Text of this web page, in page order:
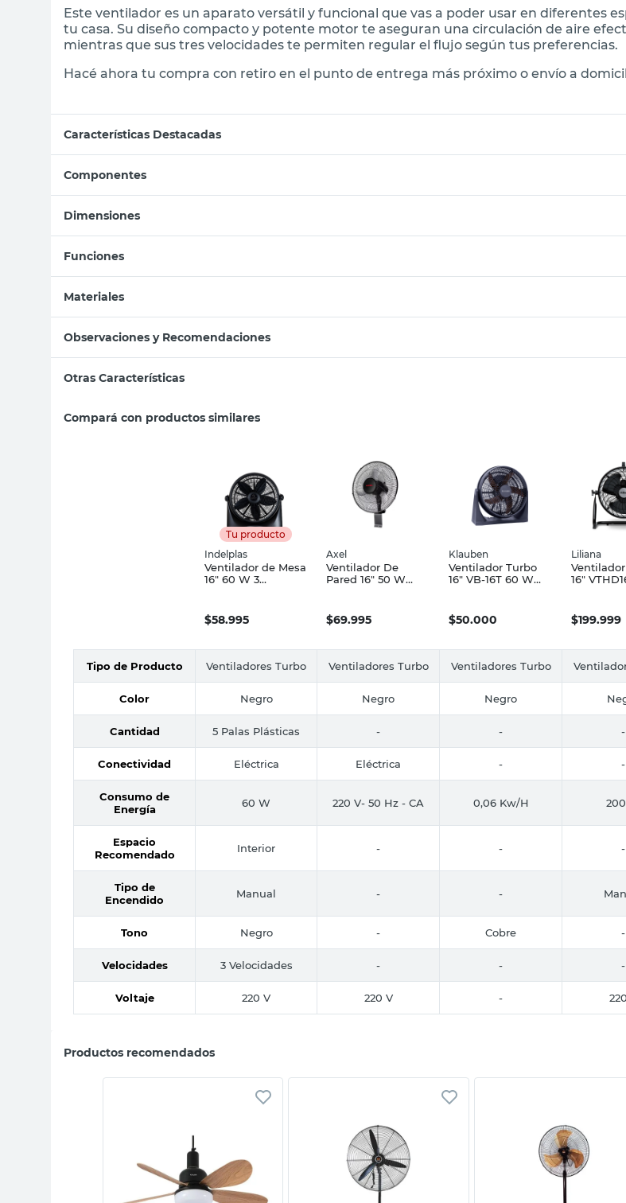
Este ventilador es un aparato versátil y funcional que vas a poder usar en diferentes
tu casa. Su diseño compacto y potente motor te aseguran una circulación de aire
mientras que sus tres velocidades te permiten regular el flujo según tus preferencias.
Hacé ahora tu compra con retiro en el punto de entrega más próximo o envío a
Características Destacadas
Componentes
Dimensiones
Funciones
Materiales
Observaciones y Recomendaciones
Otras Características
Compará con productos similares
Tu producto
Indelplas
Ventilador de Mesa
16" 60 W 3
$58.995
Axel
Ventilador De
Pared 16" 50 W
$69.995
Klauben
Ventilador Turbo
16" VB-16T 60 W
$50.000
Liliana
16"
$199.999
Tipo de Producto Ventiladores Turbo Ventiladores Turbo Ventiladores Turbo
Color Negro Negro Negro
Cantidad 5 Palas Plásticas - - -
Conectividad Eléctrica Eléctrica - -
Consumo de
Energía
60 W 220 V- 50 Hz - CA 0,06 Kw/H
Espacio
Recomendado
Interior - - -
Tipo de
Encendido
Manual - -
Tono Negro - Cobre -
Velocidades 3 Velocidades - - -
Voltaje 220 V 220 V -
Productos recomendados